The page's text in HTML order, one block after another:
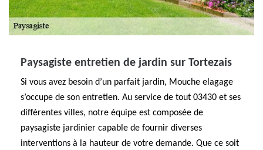
Paysagiste entretien de jardin sur Tortezais
Si vous avez besoin d’un parfait jardin, Mouche elagage
s’occupe de son entretien. Au service de tout 03430 et ses
différentes villes, notre équipe est composée de
paysagiste jardinier capable de fournir diverses
interventions à la hauteur de votre demande. Que ce soit